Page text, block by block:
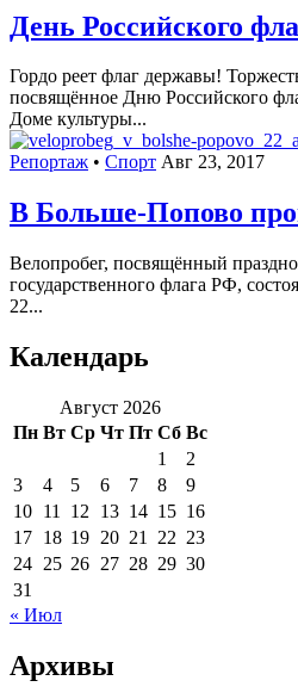
День Российского
Гордо реет флаг державы!
посвящённое Дню Российского
Доме культуры...
Репортаж • Спорт Авг 23, 2017
В Больше-Попово
Велопробег, посвящённый
государственного флага РФ,
22...
Календарь
Август 2026
Пн Вт Ср Чт Пт Сб Вс
1
2
3
4 5 6 7 8
9
10 11 12 13 14 15 16
17 18 19 20 21 22 23
24 25 26 27 28 29 30
31
« Июл
Архивы